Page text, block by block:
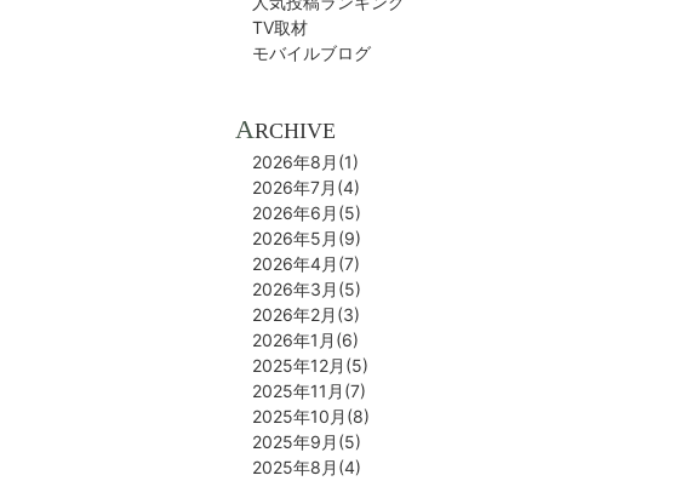
TV取材
モバイルブログ
ARCHIVE
2026年8月(1)
2026年7月(4)
2026年6月(5)
2026年5月(9)
2026年4月(7)
2026年3月(5)
2026年2月(3)
2026年1月(6)
2025年12月(5)
2025年11月(7)
2025年10月(8)
2025年9月(5)
2025年8月(4)